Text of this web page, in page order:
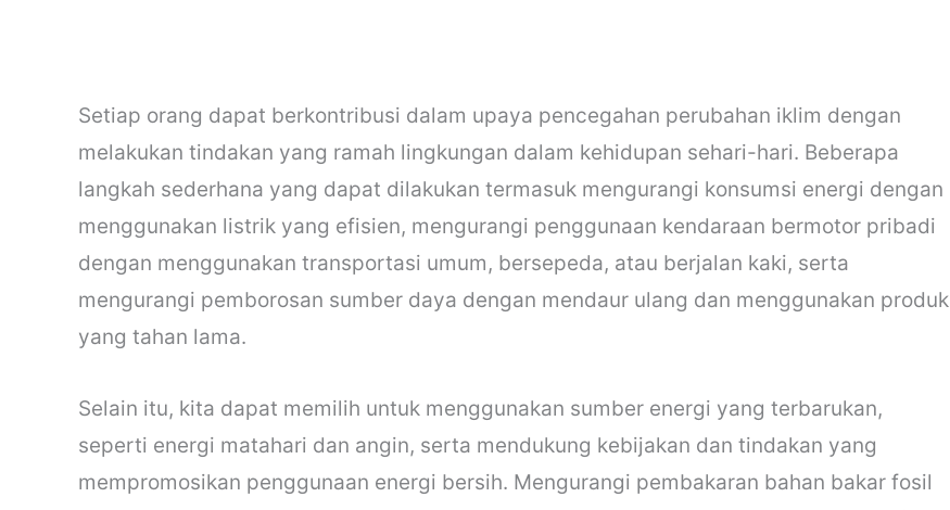
Setiap orang dapat berkontribusi dalam upaya pencegahan perubahan iklim dengan
melakukan tindakan yang ramah lingkungan dalam kehidupan sehari-hari. Beberapa
langkah sederhana yang dapat dilakukan termasuk mengurangi konsumsi energi dengan
menggunakan listrik yang efisien, mengurangi penggunaan kendaraan bermotor pribadi
dengan menggunakan transportasi umum, bersepeda, atau berjalan kaki, serta
mengurangi pemborosan sumber daya dengan mendaur ulang dan menggunakan produk
yang tahan lama.
Selain itu, kita dapat memilih untuk menggunakan sumber energi yang terbarukan,
seperti energi matahari dan angin, serta mendukung kebijakan dan tindakan yang
mempromosikan penggunaan energi bersih. Mengurangi pembakaran bahan bakar fosil